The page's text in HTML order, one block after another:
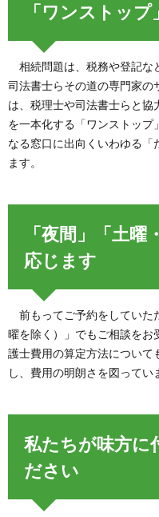
「ワンストッ
相続問題は、税務や登記な
司法書士らその道の専門家の
は、税理士や司法書士らと協
を一本化する「ワンストッ
なる窓口に出向くいわゆる
ます。
「夜間」「土
応じます
前もってご予約をしていた
曜を除く）」でもご相談をお
護士費用の算定方法について
し、費用の明朗さを図ってい
私たちが味方に
ださい